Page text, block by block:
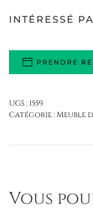
INTÉRESSÉ
PRENDRE
UGS : 1559
Catégorie :Meuble
Vous